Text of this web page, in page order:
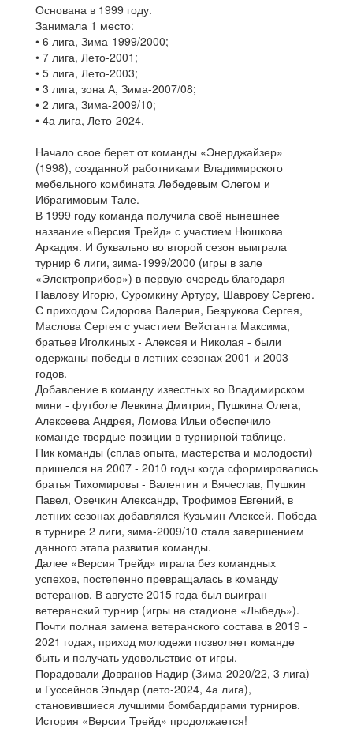
Основана в 1999 году.
Занимала 1 место:
• 6 лига, Зима-1999/2000;
• 7 лига, Лето-2001;
• 5 лига, Лето-2003;
• 3 лига, зона А, Зима-2007/08;
• 2 лига, Зима-2009/10;
• 4а лига, Лето-2024.
Начало свое берет от команды «Энерджайзер»
(1998), созданной работниками Владимирского
мебельного комбината Лебедевым Олегом и
Ибрагимовым Тале.
В 1999 году команда получила своё нынешнее
название «Версия Трейд» с участием Нюшкова
Аркадия. И буквально во второй сезон выиграла
турнир 6 лиги, зима-1999/2000 (игры в зале
«Электроприбор») в первую очередь благодаря
Павлову Игорю, Суромкину Артуру, Шаврову Сергею.
С приходом Сидорова Валерия, Безрукова Сергея,
Маслова Сергея с участием Вейсганта Максима,
братьев Иголкиных - Алексея и Николая - были
одержаны победы в летних сезонах 2001 и 2003
годов.
Добавление в команду известных во Владимирском
мини - футболе Левкина Дмитрия, Пушкина Олега,
Алексеева Андрея, Ломова Ильи обеспечило
команде твердые позиции в турнирной таблице.
Пик команды (сплав опыта, мастерства и молодости)
пришелся на 2007 - 2010 годы когда сформировались
братья Тихомировы - Валентин и Вячеслав, Пушкин
Павел, Овечкин Александр, Трофимов Евгений, в
летних сезонах добавлялся Кузьмин Алексей. Победа
в турнире 2 лиги, зима-2009/10 стала завершением
данного этапа развития команды.
Далее «Версия Трейд» играла без командных
успехов, постепенно превращалась в команду
ветеранов. В августе 2015 года был выигран
ветеранский турнир (игры на стадионе «Лыбедь»).
Почти полная замена ветеранского состава в 2019 -
2021 годах, приход молодежи позволяет команде
быть и получать удовольствие от игры.
Порадовали Довранов Надир (Зима-2020/22, 3 лига)
и Гуссейнов Эльдар (лето-2024, 4а лига),
становившиеся лучшими бомбардирами турниров.
История «Версии Трейд» продолжается!